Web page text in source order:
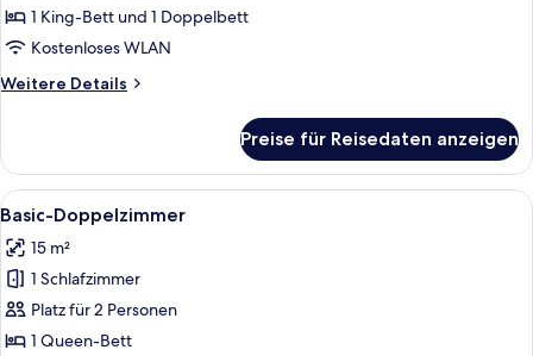
1 King-Bett und 1 Doppelbett
Kostenloses WLAN
Weitere Details
Weitere
Ferienhaus
Preise für Reisedaten anzeigen
Alle
Fotos
für
Basic-
Doppelzimmer
anzeigen
Ein Schlafzimmer mit Bett,
6
Basic-Doppelzimmer
15 m²
1 Schlafzimmer
Platz für 2 Personen
1 Queen-Bett